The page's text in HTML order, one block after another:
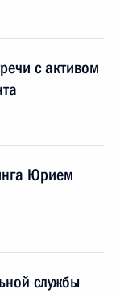
с активом
Юрием
службы